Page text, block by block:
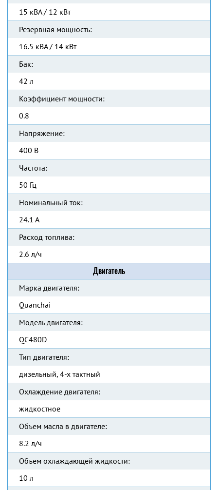
15 кВА / 12 кВт
Резервная мощность:
16.5 кВА / 14 кВт
Бак:
42 л
Коэффициент мощности:
0.8
Напряжение:
400 В
Частота:
50 Гц
Номинальный ток:
24.1 А
Расход топлива:
2.6 л/ч
Двигатель
Марка двигателя:
Quanchai
Модель двигателя:
QC480D
Тип двигателя:
дизельный, 4-х тактный
Охлаждение двигателя:
жидкостное
Объем масла в двигателе:
8.2 л/ч
Объем охлаждающей жидкости:
10 л